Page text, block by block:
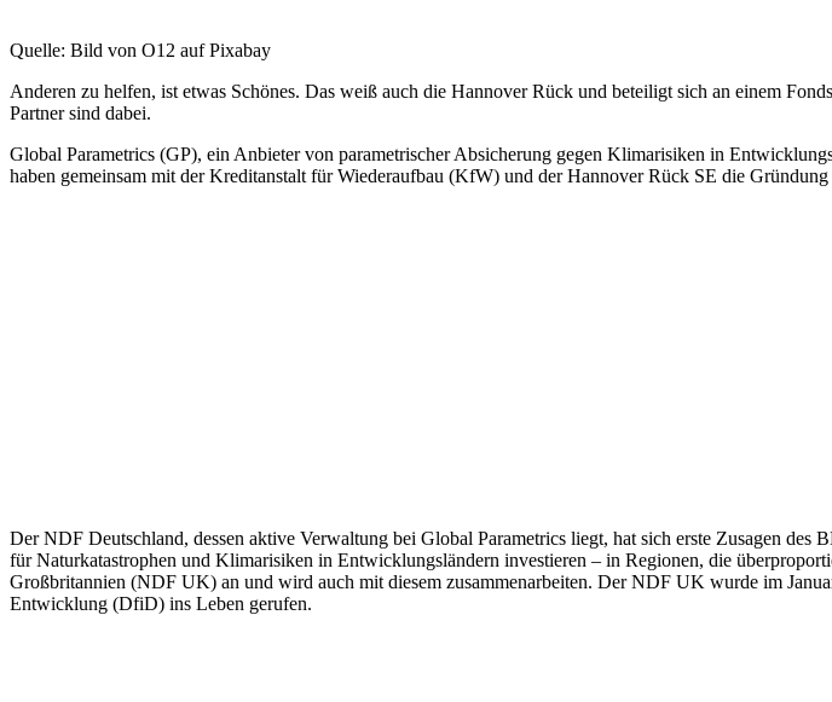
Quelle: Bild von O12 auf Pixabay
Anderen zu helfen, ist etwas Schönes. Das weiß auch die Hannover Rück und beteiligt sich an einem
Partner sind dabei.
Global Parametrics (GP), ein Anbieter von parametrischer Absicherung gegen Klimarisiken in
haben gemeinsam mit der Kreditanstalt für Wiederaufbau (KfW) und der Hannover Rück SE die
Der NDF Deutschland, dessen aktive Verwaltung bei Global Parametrics liegt, hat sich erste Zusagen
für Naturkatastrophen und Klimarisiken in Entwicklungsländern investieren – in Regionen, die
Großbritannien (NDF UK) an und wird auch mit diesem zusammenarbeiten. Der NDF UK wurde im
Entwicklung (DfiD) ins Leben gerufen.